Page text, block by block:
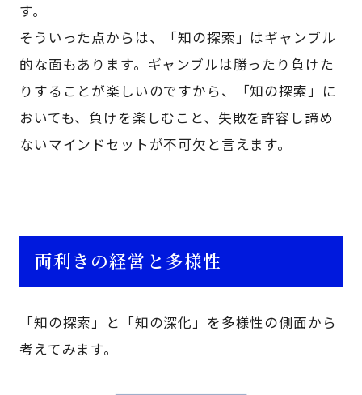
す。
そういった点からは、「知の探索」はギャンブル
的な面もあります。ギャンブルは勝ったり負けた
りすることが楽しいのですから、「知の探索」に
おいても、負けを楽しむこと、失敗を許容し諦め
ないマインドセットが不可欠と言えます。
両利きの経営と多様性
「知の探索」と「知の深化」を多様性の側面から
考えてみます。